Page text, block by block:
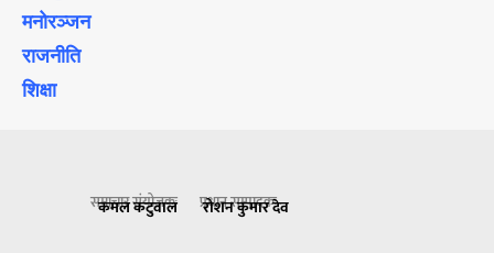
मनोरञ्जन
राजनीति
शिक्षा
समाचार संयोजकः
कमल कटुवाल प्रधान सम्पादकः
रोशन कुमार देव